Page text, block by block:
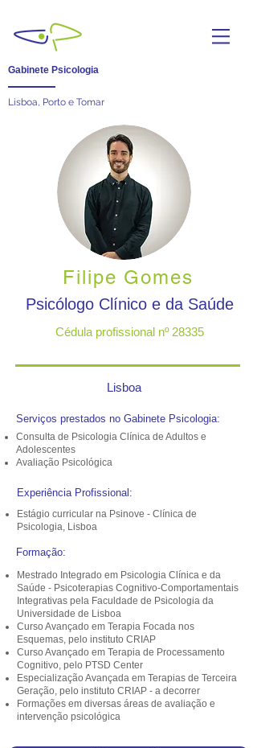
Gabinete Psicologia
Lisboa, Porto e Tomar
Psicólogo Clínico e da Saúde
Cédula profissional nº 28335
Filipe Gomes
Lisboa
Serviços prestados no Gabinete Psicologia:
Consulta de Psicologia Clínica de Adultos e
Adolescentes
Avaliação Psicológica
Experiência Profissional:
Formação:
Mestrado Integrado em Psicologia Clínica e da
Saúde - Psicoterapias Cognitivo-Comportamentais
Integrativas pela Faculdade de Psicologia da
Universidade de Lisboa
Curso Avançado em Terapia Focada nos
Esquemas, pelo instituto CRIAP
Curso Avançado em Terapia de Processamento
Cognitivo, pelo PTSD Center
Especialização Avançada em Terapias de Terceira
Geração, pelo instituto CRIAP - a decorrer
Formações em diversas áreas de avaliação e
intervenção psicológica
Estágio curricular na Psinove - Clínica de
Psicologia, Lisboa